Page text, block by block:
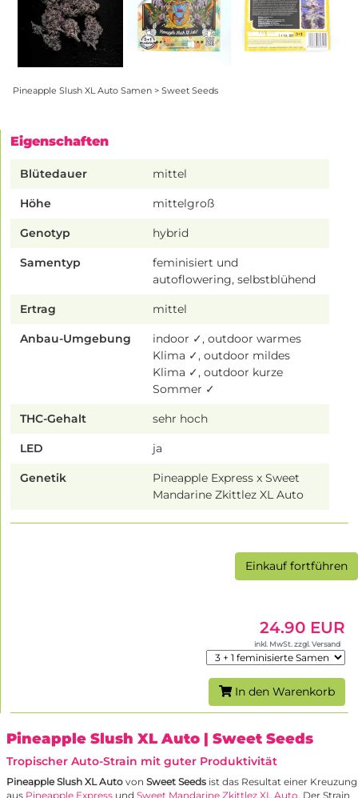
Pineapple Slush XL Auto Samen > Sweet Seeds
Eigenschaften
Blütedauer mittel
Höhe mittelgroß
Genotyp hybrid
Samentyp
feminisiert und
autoflowering, selbstblühend
Ertrag mittel
Anbau-Umgebung
indoor ✓, outdoor warmes
Klima ✓, outdoor mildes
Klima ✓, outdoor kurze
Sommer ✓
THC-Gehalt sehr hoch
LED ja
Genetik
Pineapple Express x Sweet
Mandarine Zkittlez XL Auto
Einkauf fortführen
24.90 EUR
inkl. MwSt. zzgl. Versand
In den Warenkorb
Pineapple Slush XL Auto | Sweet Seeds
Tropischer Auto-Strain mit guter Produktivität
Pineapple Slush XL Auto von Sweet Seeds ist das Resultat einer Kreuzung
aus Pineapple Express und Sweet Mandarine Zkittlez XL Auto. Der Strain